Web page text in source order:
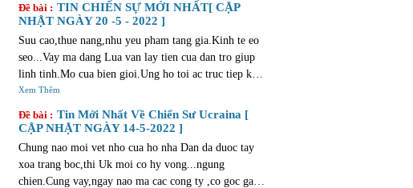
investment, cung cấp các lựa chọn nhà ở hiện đại và
tiện lợi để giúp bạn tìm được ngôi nhà lý tưởng.
Đề bài : TIN CHIẾN SỰ MỚI NHẤT[ CẬP
NHẬT NGÀY 20 -5 - 2022 ]
Suu cao,thue nang,nhu yeu pham tang gia.Kinh te eo
seo...Vay ma dang Lua van lay tien cua dan tro giup
linh tinh.Mo cua bien gioi.Ung ho toi ac truc tiep khi
sua luat cho phep trom cuop o muc do <1.000 dollars
thi vo toi....Neu vao thoi diem Trump,bon Lua da ho
hoan nhu the nao ??? Nhung nguoi bau ban vi chut tu
loi ,nghi gi ve dat nuoc ??? Phai chang day khong
phai la dat nuoc minh ??? bat qua,lai tro ve que huong
cu...Neu vay,ban la thang cho chet ! mien ban !
Xem Thêm
Đề bài : Tin Mới Nhất Về Chiến Sư Ucraina [
CẬP NHẬT NGÀY 14-5-2022 ]
Chung nao moi vet nho cua ho nha Dan da duoc tay
xoa trang boc,thi Uk moi co hy vong...ngung
chien.Cung vay,ngay nao ma cac cong ty ,co goc gac